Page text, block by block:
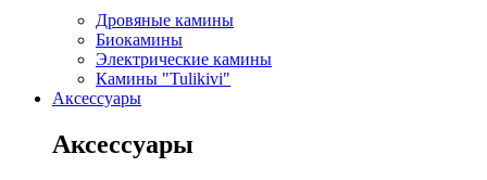
Дровяные камины
Биокамины
Электрические камины
Камины "Tulikivi"
Аксессуары
Аксессуары